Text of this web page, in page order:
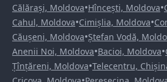
Călărași, Moldova•Hîncești, Moldova•
Cahul, Moldova•Cimișlia, Moldova•
Căușeni, Moldova•Ștefan Vodă,
Anenii Noi, Moldova•Bacioi, Moldova•
Țînțăreni, Moldova•Telecentru,